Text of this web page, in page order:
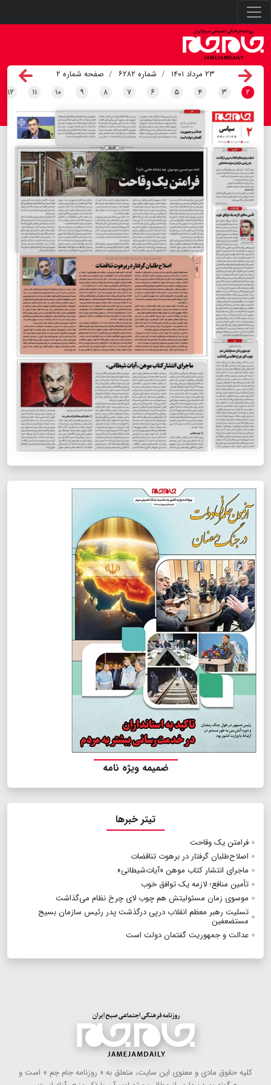
۲۳ مرداد ۱۴۰۱ شماره ۶۲۸۲
صفحه شماره ۲
۲ ۳ ۴ ۵ ۶ ۷ ۸ ۹ ۱۰ ۱۱ ۱۲
ضمیمه ویژه نامه
تیتر خبرها
فرامتن یک وقاحت
اصلاح‌طلبان گرفتار در برهوت تناقضات
ماجرای انتشار کتاب موهن «آیات‌شیطانی»
تأمین منافع؛ لازمه یک توافق خوب
موسوی زمان مسئولیتش هم چوب لای چرخ نظام می‌گذاشت
تسلیت رهبر معظم انقلاب درپی درگذشت پدر رئیس سازمان بسیج
مستضعفین
عدالت و جمهوريت گفتمان دولت است
كلیه حقوق مادی و معنوی این سایت، متعلق به « روزنامه جام جم » است و